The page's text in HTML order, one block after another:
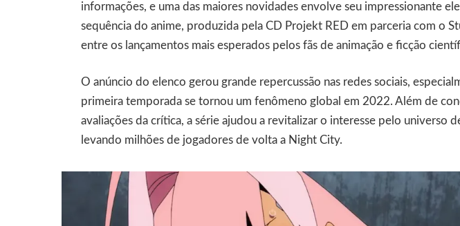
informações, e uma das maiores novidades envolve seu impressionante
sequência do anime, produzida pela CD Projekt RED em parceria com o
entre os lançamentos mais esperados pelos fãs de animação e ficção
O anúncio do elenco gerou grande repercussão nas redes sociais,
primeira temporada se tornou um fenômeno global em 2022. Além de
avaliações da crítica, a série ajudou a revitalizar o interesse pelo universo
levando milhões de jogadores de volta a Night City.